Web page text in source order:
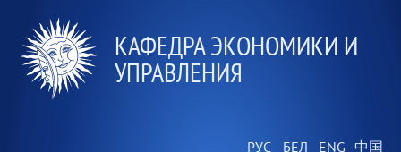
КАФЕДРА ЭКОНОМИКИ И
УПРАВЛЕНИЯ